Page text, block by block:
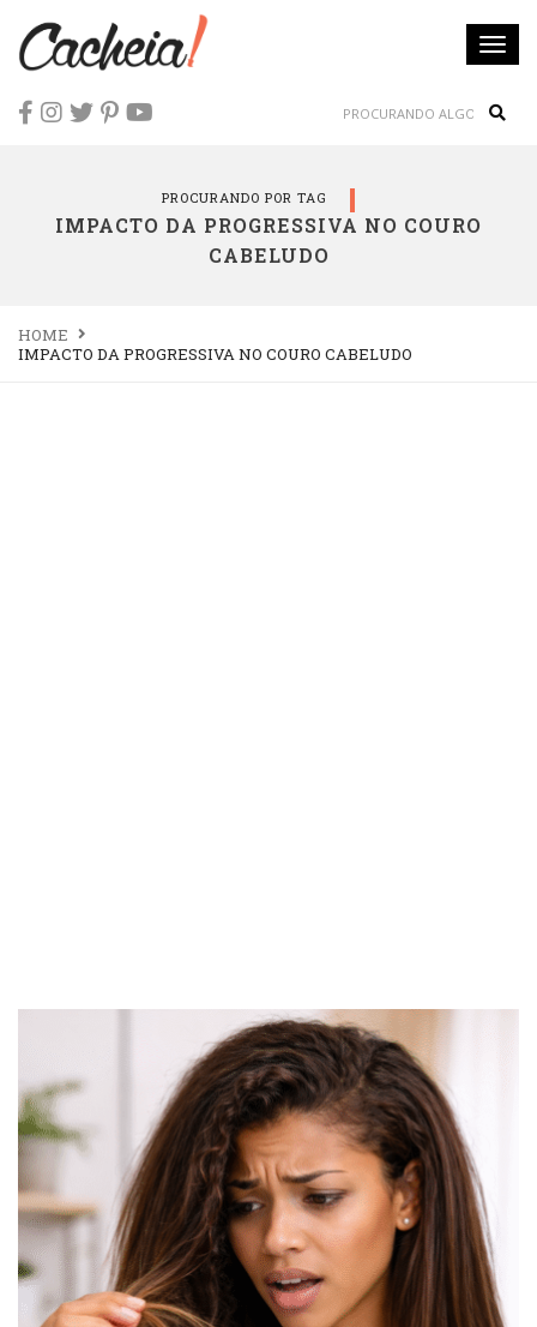
PROCURANDO POR TAG
IMPACTO DA PROGRESSIVA NO COURO
CABELUDO
HOME
IMPACTO DA PROGRESSIVA NO COURO CABELUDO